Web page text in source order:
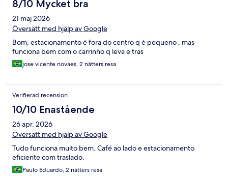
8/10 Mycket bra
21 maj 2026
Översätt med hjälp av Google
Bom, estacionamento é fora do centro q é pequeno , mas
funciona bem com o carrinho q leva e tras
jose vicente novaes, 2 nätters resa
Verifierad recension
10/10 Enastående
26 apr. 2026
Översätt med hjälp av Google
Tudo funciona muito bem. Café ao lado e estacionamento
eficiente com traslado.
Paulo Eduardo, 2 nätters resa